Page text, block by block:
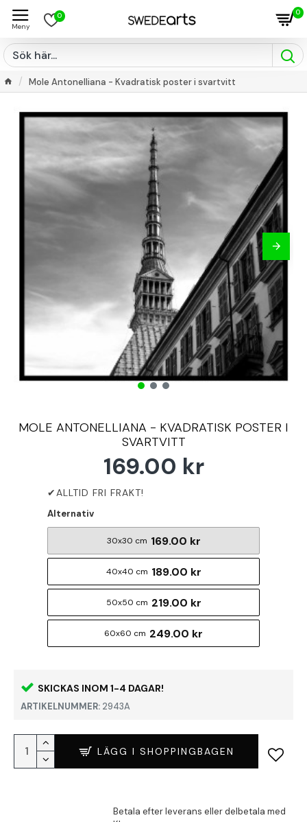
0 0
Mole Antonelliana - Kvadratisk poster i svartvitt
MOLE ANTONELLIANA - KVADRATISK POSTER I
SVARTVITT
SKICKAS INOM 1-4 DAGAR!
ARTIKELNUMMER: 2943A
169.00 kr
Alternativ
30x30 cm 169.00 kr
40x40 cm 189.00 kr
50x50 cm 219.00 kr
60x60 cm 249.00 kr
LÄGG I SHOPPINGBAGEN